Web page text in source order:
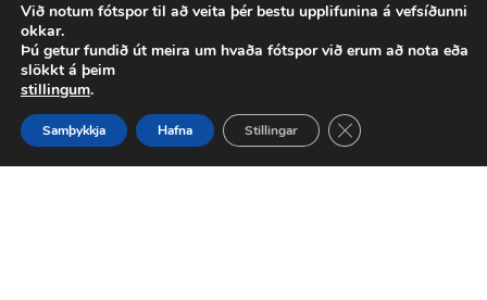
Við notum fótspor til að veita þér bestu upplifunina á vefsíðunni
okkar.
Þú getur fundið út meira um hvaða fótspor við erum að nota eða
slökkt á þeim
stillingum.
Samþykkja Hafna Stillingar Close GDPR Cookie